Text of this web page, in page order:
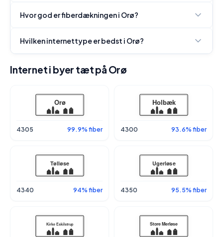
Hvor god er fiberdækningen i Orø?
Hvilken internettype er bedst i Orø?
Internet i byer tæt på Orø
4305 99.9% fiber 4300 93.6% fiber
4340 94% fiber 4350 95.5% fiber